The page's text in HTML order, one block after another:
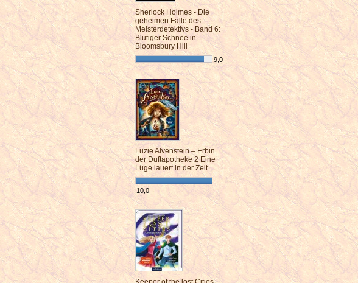
Sherlock Holmes - Die
geheimen Fälle des
Meisterdetektivs - Band 6:
Blutiger Schnee in
Bloomsbury Hill
9,0
¯¯¯¯¯¯¯¯¯¯¯¯¯¯¯¯¯¯¯¯¯¯¯¯
Luzie Alvenstein – Erbin
der Duftapotheke 2 Eine
Lüge lauert in der Zeit
10,0
¯¯¯¯¯¯¯¯¯¯¯¯¯¯¯¯¯¯¯¯¯¯¯¯